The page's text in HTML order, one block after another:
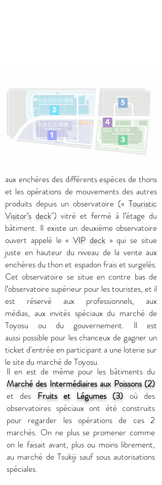
contrôler le flot incessant des touristes pour
pouvoir laisser travailler en paix les quelques
60,000 travailleurs du marché, il est
impossible de se rentre dans l’enceinte du
Marché des Grossistes(1) .
aux enchères des différents espèces de thons
et les opérations de mouvements des autres
produits depuis un observatoire (« Touristic
Visitor’s deck") vitré et fermé à l’étage du
bâtiment. Il existe un deuxième observatoire
ouvert appelé le «VIP deck» qui se situe
juste en hauteur du niveau de la vente aux
enchères du thon et espadon frais et surgelés.
Cet observatoire se situe en contre bas de
l’observatoire supérieur pour les touristes, et il
est réservé aux professionnels, aux
médias, aux invités spéciaux du marché de
Toyosu ou du gouvernement. Il est
aussi possiblepour les chanceux de gagner un
ticket d'entrée en participant a une loterie sur
le site du marchéde Toyosu.
Il en est de même pour les bâtiments du
Marché des Intermédiaires aux Poissons (2)
et des Fruits et Légumes (3) où des
observatoires spéciaux ont été construits
pour regarder les opérations de ces 2
marchés. On ne plus se promener comme
on le faisait avant, plus ou moins librement,
au marché de Tsukiji sauf sous autorisations
spéciales.